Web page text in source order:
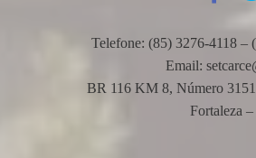
Telefone: (85) 3276-4118 –
Email:
BR 116 KM 8, Número
Fortaleza